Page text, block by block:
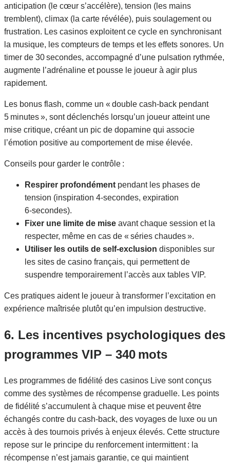
anticipation (le cœur s’accélère), tension (les mains
tremblent), climax (la carte révélée), puis soulagement ou
frustration. Les casinos exploitent ce cycle en synchronisant
la musique, les compteurs de temps et les effets sonores. Un
timer de 30 secondes, accompagné d’une pulsation rythmée,
augmente l’adrénaline et pousse le joueur à agir plus
rapidement.
Les bonus flash, comme un « double cash‑back pendant
5 minutes », sont déclenchés lorsqu’un joueur atteint une
mise critique, créant un pic de dopamine qui associe
l’émotion positive au comportement de mise élevée.
Conseils pour garder le contrôle :
Respirer profondément pendant les phases de
tension (inspiration 4‑secondes, expiration
6‑secondes).
Fixer une limite de mise avant chaque session et la
respecter, même en cas de « séries chaudes ».
Utiliser les outils de self‑exclusion disponibles sur
les sites de casino français, qui permettent de
suspendre temporairement l’accès aux tables VIP.
Ces pratiques aident le joueur à transformer l’excitation en
expérience maîtrisée plutôt qu’en impulsion destructive.
6. Les incentives psychologiques des
programmes VIP – 340 mots
Les programmes de fidélité des casinos Live sont conçus
comme des systèmes de récompense graduelle. Les points
de fidélité s’accumulent à chaque mise et peuvent être
échangés contre du cash‑back, des voyages de luxe ou un
accès à des tournois privés à enjeux élevés. Cette structure
repose sur le principe du renforcement intermittent : la
récompense n’est jamais garantie, ce qui maintient